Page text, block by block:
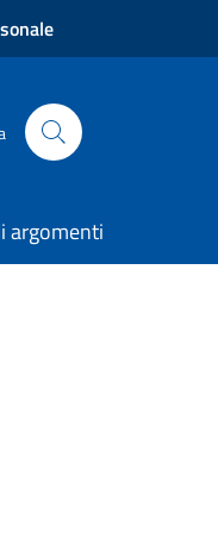
argomenti